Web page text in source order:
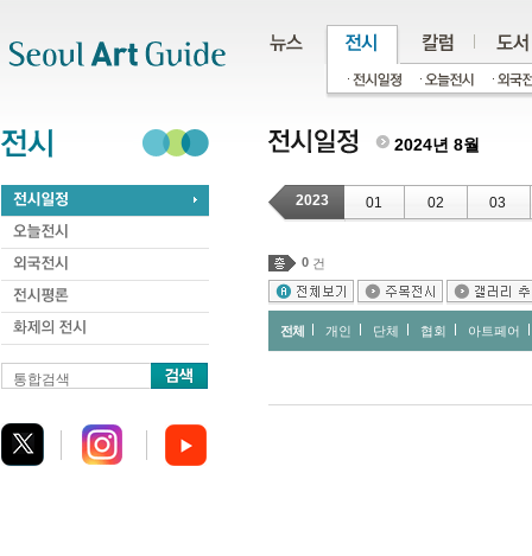
통합검색
2024년 8월
2023 01 02 03
0 건
전체 개인 단체 협회 아트페어